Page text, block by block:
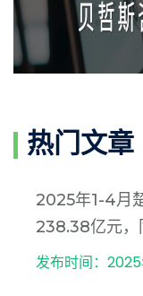
热门文章
2025年1-4月
238.38亿元，
发布时间：